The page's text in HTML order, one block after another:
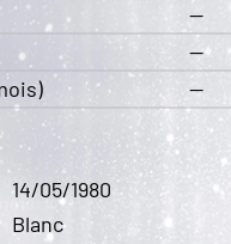
—
—
—
14/05/1980
Blanc